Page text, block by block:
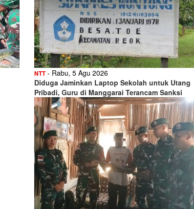
NTT- Rabu, 5 Agu 2026
Diduga Jaminkan Laptop Sekolah untuk Utang
Pribadi, Guru di Manggarai Terancam Sanksi